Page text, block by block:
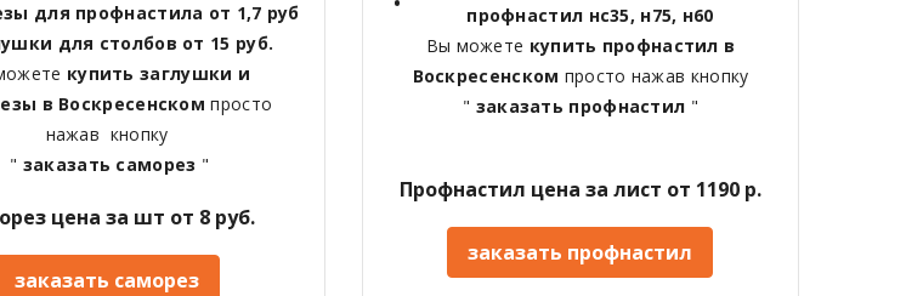
для профнастила от 1,7 руб
для столбов от 15 руб.
купить заглушки и
в Воскресенскомпросто
нажав кнопку
" заказать саморез "
цена за шт от 8 руб.
заказать саморез
профнастил нс35, н75, н60
Вы можете купить профнастил в
Воскресенском просто нажав кнопку
" заказать профнастил "
Профнастил цена за лист от 1190 р.
заказать профнастил